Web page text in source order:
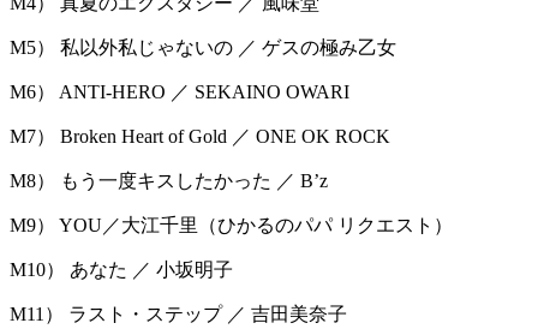
M5） 私以外私じゃないの ／ ゲスの極み乙女
M6） ANTI-HERO ／ SEKAINO OWARI
M7） Broken Heart of Gold ／ ONE OK ROCK
M8） もう一度キスしたかった ／ Bʼz
M9） YOU／大江千里（ひかるのパパ リクエスト）
M10） あなた ／ 小坂明子
M11） ラスト・ステップ ／ 吉田美奈子